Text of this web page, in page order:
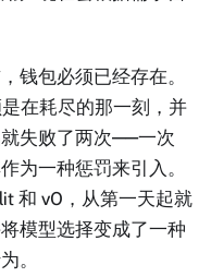
钱包必须已经存在。
在耗尽的那一刻，并
失败了两次——一次
为一种惩罚来引入。
和 v0，从第一天起就
模型选择变成了一种
。